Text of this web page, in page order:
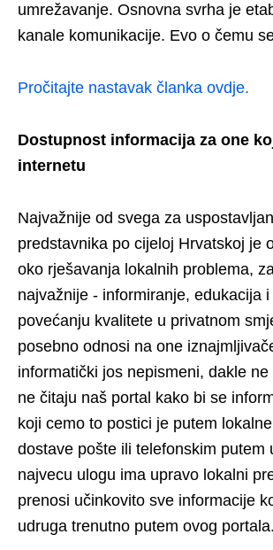
umrežavanje. Osnovna svrha je
kanale komunikacije. Evo o čemu
Pročitajte nastavak članka ovdje.
Dostupnost informacija za one
internetu
Najvažnije od svega za
predstavnika po cijeloj Hrvatskoj je
oko rješavanja lokalnih problema,
najvažnije - informiranje, edukacija
povećanju kvalitete u privatnom
posebno odnosi na one
informatički jos nepismeni, dakle
ne čitaju naš portal kako bi se
koji cemo to postici je putem
dostave pošte ili telefonskim putem
najvecu ulogu ima upravo lokalni
prenosi učinkovito sve informacije
udruga trenutno putem ovog portala.